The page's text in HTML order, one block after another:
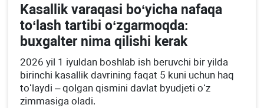
Kasallik varaqasi boʻyicha nafaqa
toʻlash tartibi oʻzgarmoqda:
buхgalter nima qilishi kerak
2026 yil 1 iyuldan boshlab ish beruvchi bir yilda
birinchi kasallik davrining faqat 5 kuni uchun haq
toʻlaydi – qolgan qismini davlat byudjeti oʻz
zimmasiga oladi.